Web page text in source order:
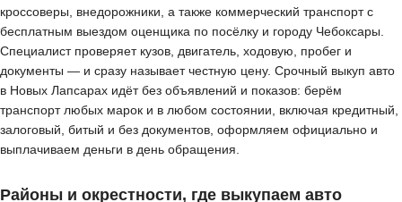
кроссоверы, внедорожники, а также коммерческий транспорт с
бесплатным выездом оценщика по посёлку и городу Чебоксары.
Специалист проверяет кузов, двигатель, ходовую, пробег и
документы — и сразу называет честную цену. Срочный выкуп авто
в Новых Лапсарах идёт без объявлений и показов: берём
транспорт любых марок и в любом состоянии, включая кредитный,
залоговый, битый и без документов, оформляем официально и
выплачиваем деньги в день обращения.
Районы и окрестности, где выкупаем авто